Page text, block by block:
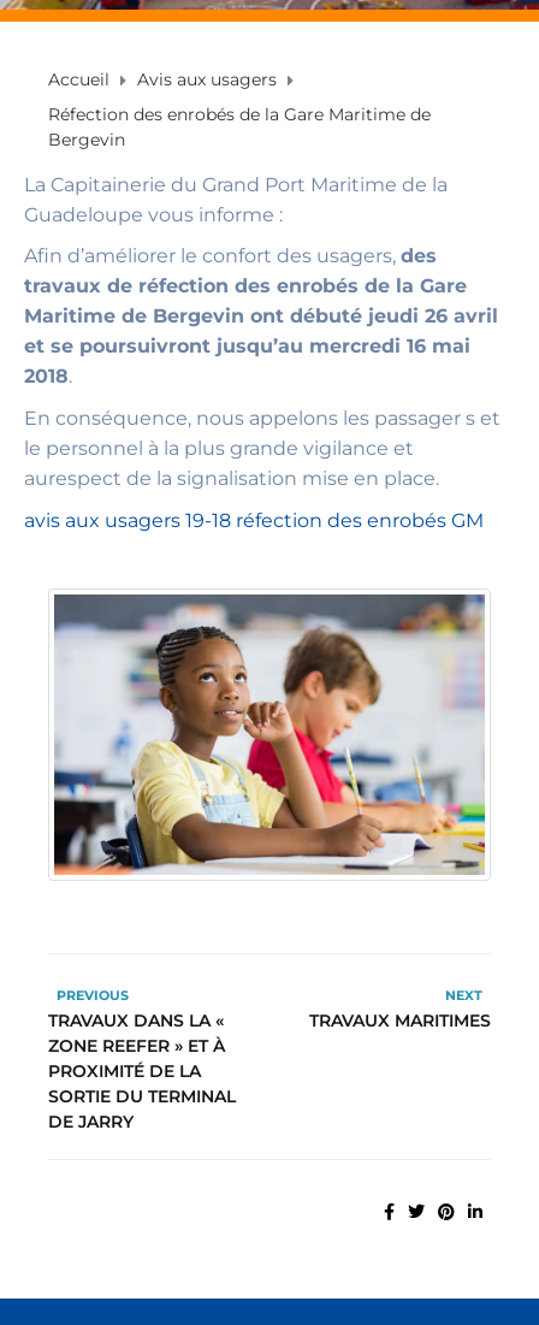
Accueil
Avis aux usagers
Réfection des enrobés de la Gare Maritime de
Bergevin
La Capitainerie du Grand Port Maritime de la
Guadeloupe vous informe :
Afin d’améliorer le confort des usagers, des
travaux de réfection des enrobés de la Gare
Maritime de Bergevin ont débuté jeudi 26 avril
et se poursuivront jusqu’au mercredi 16 mai
2018.
En conséquence, nous appelons les passager s et
le personnel à la plus grande vigilance et
aurespect de la signalisation mise en place.
avis aux usagers 19-18 réfection des enrobés GM
PREVIOUS
TRAVAUX DANS LA «
ZONE REEFER » ET À
PROXIMITÉ DE LA
SORTIE DU TERMINAL
DE JARRY
NEXT
TRAVAUX MARITIMES